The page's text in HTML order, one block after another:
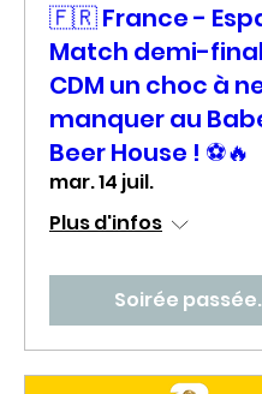
🇫🇷 France -
Match demi-
CDM un choc à
manquer au
Beer House ! ⚽🔥
mar. 14 juil.
Plus d'infos
Soirée